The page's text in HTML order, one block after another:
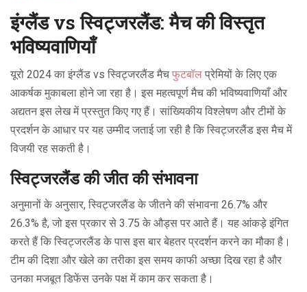
इंग्लैंड vs स्विट्जरलैंड: मैच की विस्तृत
भविष्यवाणियाँ
यूरो 2024 का इंग्लैंड vs स्विट्जरलैंड मैच फुटबॉल प्रेमियों के लिए एक
आकर्षक मुकाबला होने जा रहा है। इस महत्वपूर्ण मैच की भविष्यवाणियाँ और
अद्यतन इस लेख में प्रस्तुत किए गए हैं। सांख्यिकीय विश्लेषण और टीमों के
प्रदर्शन के आधार पर यह उम्मीद जताई जा रही है कि स्विट्जरलैंड इस मैच में
विजयी रह सकती है।
स्विट्जरलैंड की जीत की संभावना
अनुमानों के अनुसार, स्विट्जरलैंड के जीतने की संभावना 26.7% और
26.3% है, जो इस प्रकार से 3.75 के औड्स पर आते हैं। यह आंकड़े इंगित
करते हैं कि स्विट्जरलैंड के पास इस बार बेहतर प्रदर्शन करने का मौका है।
टीम की दिशा और खेले का तरीका इस समय काफी अच्छा दिख रहा है और
उनका मजबूत डिफेंस उनके पक्ष में काम कर सकता है।